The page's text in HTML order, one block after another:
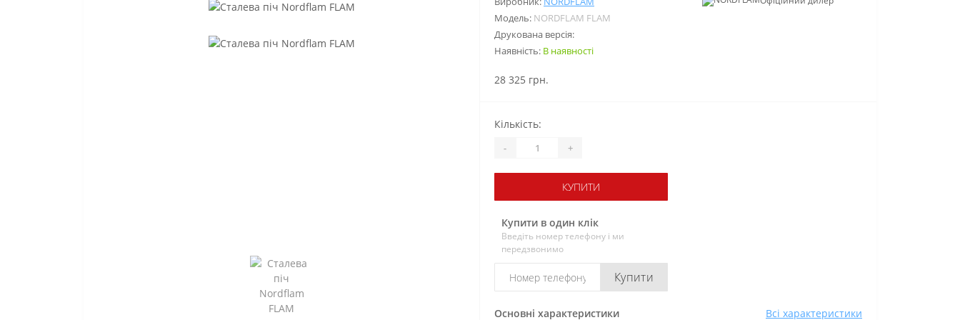
Модель: NORDFLAM FLAM
Друкована версія:
Наявність: В наявності
28 325 грн.
Основні характеристики Всі характеристики
Кількість:
- +
КУПИТИ
Купити в один клік
Введіть номер телефону і ми
передзвонимо
Купити